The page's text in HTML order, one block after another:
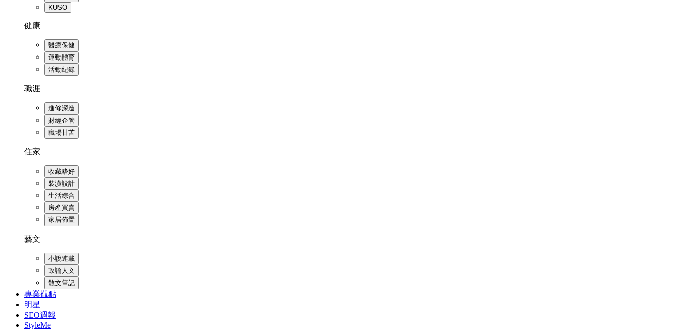
KUSO
健康
醫療保健
運動體育
活動紀錄
職涯
進修深造
財經企管
職場甘苦
住家
收藏嗜好
裝潢設計
生活綜合
房產買賣
家居佈置
藝文
小說連載
政論人文
散文筆記
專業觀點
明星
SEO週報
StyleMe